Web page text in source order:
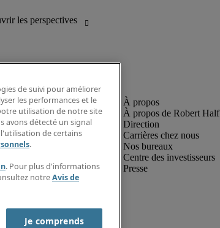
À propos de Robert Half
Direction
Carrières chez nous
Nos bureaux
Centre des investisseurs
Presse
de suivi pour améliorer
les performances et le
utilisation de notre site
avons détecté un signal
de certains
.
. Pour plus d'informations
notreAvis de
Je comprends